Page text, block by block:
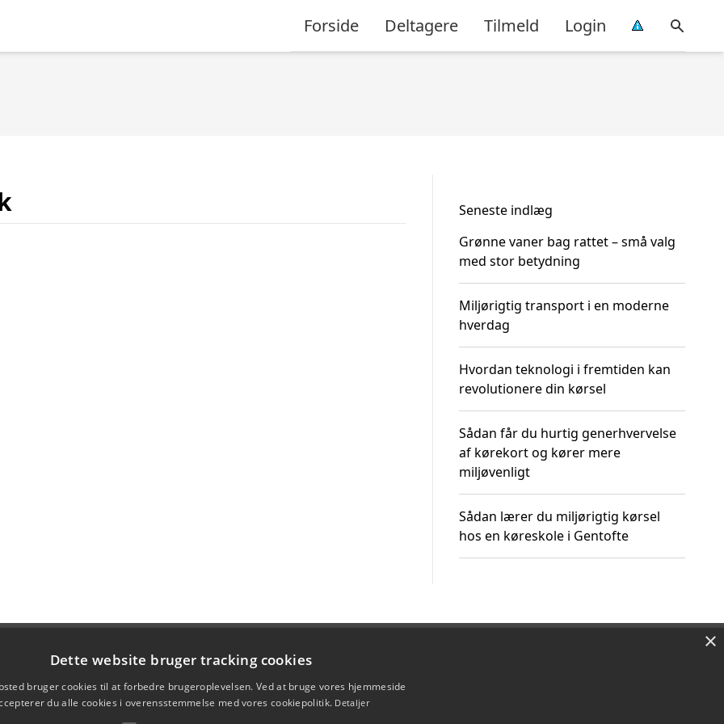
Forside Deltagere Tilmeld Login
Seneste indlæg
Grønne vaner bag rattet – små valg
med stor betydning
Miljørigtig transport i en moderne
hverdag
Hvordan teknologi i fremtiden kan
revolutionere din kørsel
Sådan får du hurtig generhvervelse
af kørekort og kører mere
miljøvenligt
Sådan lærer du miljørigtig kørsel
hos en køreskole i Gentofte
×
Dette website bruger tracking cookies
bruger cookies til at forbedre brugeroplevelsen. Ved at bruge vores hjemmeside
du alle cookies i overensstemmelse med vores cookiepolitik. Detaljer